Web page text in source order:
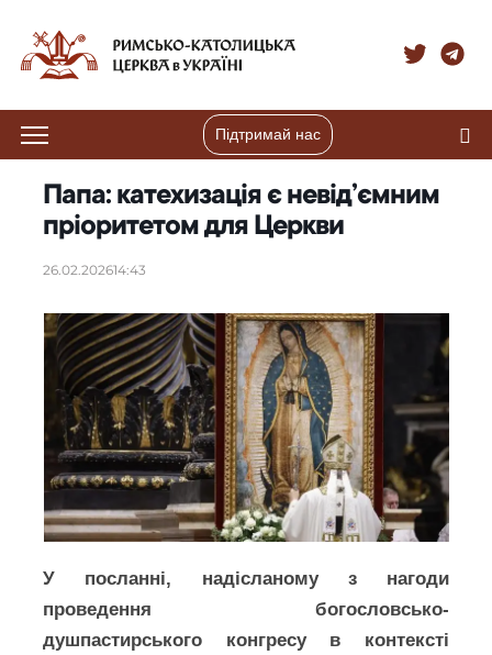
Підтримай нас
Папа: катехизація є невід’ємним
пріоритетом для Церкви
26.02.202614:43
У посланні, надісланому з нагоди
проведення богословсько-
душпастирського конгресу в контексті